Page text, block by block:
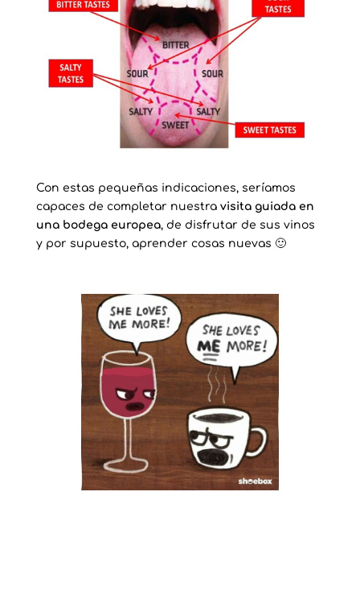
Con estas pequeñas indicaciones, seríamos
capaces de completar nuestra visita guiada en
una bodega europea, de disfrutar de sus vinos
y por supuesto, aprender cosas nuevas 🙂